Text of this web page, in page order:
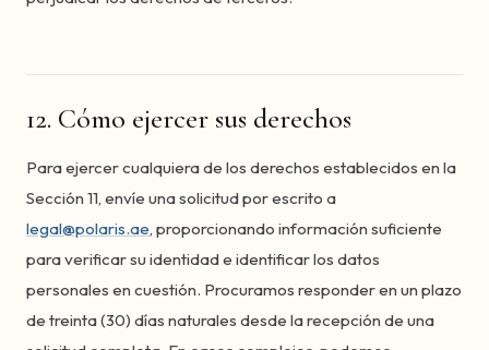
12. Cómo ejercer sus derechos
Para ejercer cualquiera de los derechos establecidos en la
Sección 11, envíe una solicitud por escrito a
legal@polaris.ae, proporcionando información suficiente
para verificar su identidad e identificar los datos
personales en cuestión. Procuramos responder en un plazo
de treinta (30) días naturales desde la recepción de una